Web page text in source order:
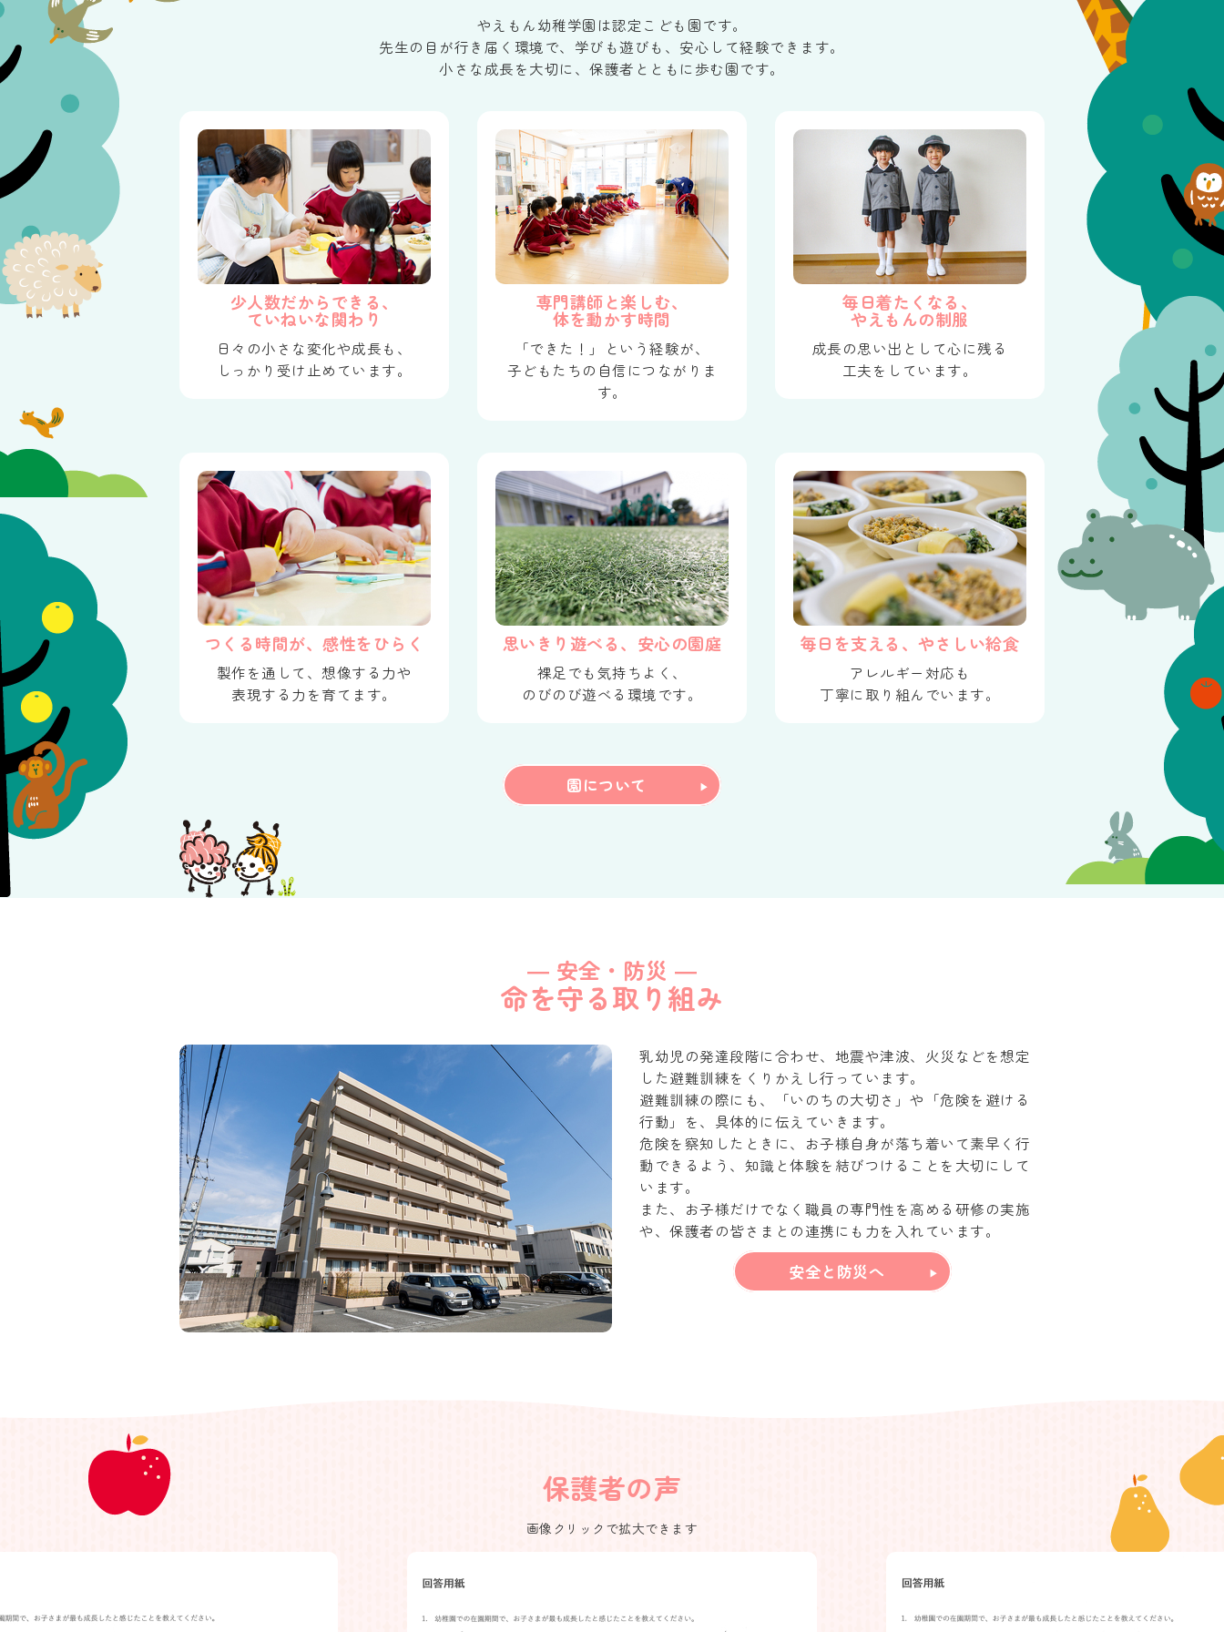
やえもん幼稚学園は認定こども園です。
先生の目が行き届く環境で、学びも遊びも、安心して経験できます。
小さな成長を大切に、保護者とともに歩む園です。
少人数だからできる、
ていねいな関わり
日々の小さな変化や成長も、
しっかり受け止めています。
専門講師と楽しむ、
体を動かす時間
「できた！」という経験が、
子どもたちの自信につながりま
す。
毎日着たくなる、
やえもんの制服
成長の思い出として心に残る
工夫をしています。
つくる時間が、感性をひらく
製作を通して、想像する力や
表現する力を育てます。
思いきり遊べる、安心の園庭
裸足でも気持ちよく、
のびのび遊べる環境です。
毎日を支える、やさしい給食
アレルギー対応も
丁寧に取り組んでいます。
園について
― 安全・防災 ―
命を守る取り組み
乳幼児の発達段階に合わせ、地震や津波、火災などを想定
した避難訓練をくりかえし行っています。
避難訓練の際にも、「いのちの大切さ」や「危険を避ける
行動」を、具体的に伝えていきます。
危険を察知したときに、お子様自身が落ち着いて素早く行
動できるよう、知識と体験を結びつけることを大切にして
います。
また、お子様だけでなく職員の専門性を高める研修の実施
や、保護者の皆さまとの連携にも力を入れています。
安全と防災へ
保護者の声
画像クリックで拡大できます